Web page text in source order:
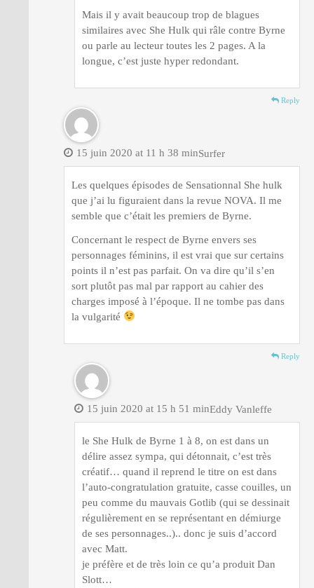
Mais il y avait beaucoup trop de blagues
similaires avec She Hulk qui râle contre Byrne
ou parle au lecteur toutes les 2 pages. A la
longue, c’est juste hyper redondant.
Reply
Surfer
15 juin 2020 at 11 h 38 min
Les quelques épisodes de Sensationnal She hulk
que j’ai lu figuraient dans la revue NOVA. Il me
semble que c’était les premiers de Byrne.
Concernant le respect de Byrne envers ses
personnages féminins, il est vrai que sur certains
points il n’est pas parfait. On va dire qu’il s’en
sort plutôt pas mal par rapport au cahier des
charges imposé à l’époque. Il ne tombe pas dans
la vulgarité
Reply
Eddy Vanleffe
15 juin 2020 at 15 h 51 min
le She Hulk de Byrne 1 à 8, on est dans un
délire assez sympa, qui détonnait, c’est très
créatif… quand il reprend le titre on est dans
l’auto-congratulation gratuite, casse couilles, un
peu comme du mauvais Gotlib (qui se dessinait
régulièrement en se représentant en démiurge
de ses personnages..).. donc je suis d’accord
avec Matt.
je préfère et de très loin ce qu’a produit Dan
Slott…